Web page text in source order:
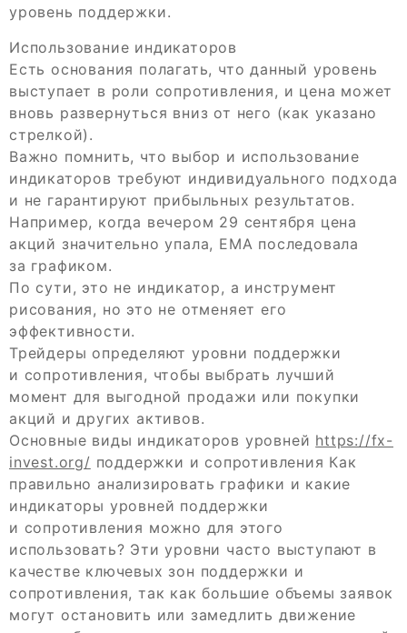
уровень поддержки.
Использование индикаторов
Есть основания полагать, что данный уровень
выступает в роли сопротивления, и цена может
вновь развернуться вниз от него (как указано
стрелкой).
Важно помнить, что выбор и использование
индикаторов требуют индивидуального подхода
и не гарантируют прибыльных результатов.
Например, когда вечером 29 сентября цена
акций значительно упала, EMA последовала
за графиком.
По сути, это не индикатор, а инструмент
рисования, но это не отменяет его
эффективности.
Трейдеры определяют уровни поддержки
и сопротивления, чтобы выбрать лучший
момент для выгодной продажи или покупки
акций и других активов.
Основные виды индикаторов уровней https://fx-
invest.org/ поддержки и сопротивления Как
правильно анализировать графики и какие
индикаторы уровней поддержки
и сопротивления можно для этого
использовать? Эти уровни часто выступают в
качестве ключевых зон поддержки и
сопротивления, так как большие объемы заявок
могут остановить или замедлить движение